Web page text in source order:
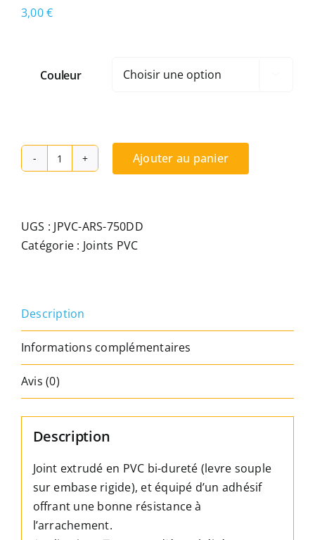
3,00€
Couleur
quantité
adhésif
extrudé
dureté
semelle
rigide.
Base
10mm
x
6,8mm
x
7mm
-
Ajouter au panier
UGS : JPVC-ARS-750DD
Catégorie : Joints PVC
Description
Informations complémentaires
Avis (0)
Description
Joint extrudé en PVC bi-dureté (levre souple
sur embase rigide), et équipé d’un adhésif
offrant une bonne résistance à
l’arrachement.